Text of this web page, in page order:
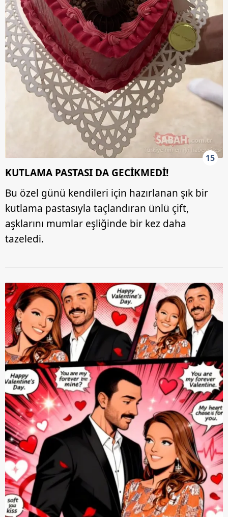
15
KUTLAMA PASTASI DA GECİKMEDİ!
Bu özel günü kendileri için hazırlanan şık bir
kutlama pastasıyla taçlandıran ünlü çift,
aşklarını mumlar eşliğinde bir kez daha
tazeledi.